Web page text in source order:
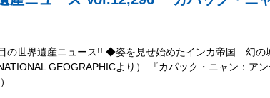
の世界遺産ニュース!! ◆姿を見せ始めたインカ帝国 幻の
GEOGRAPHICより） 『カパック・ニャン：ア